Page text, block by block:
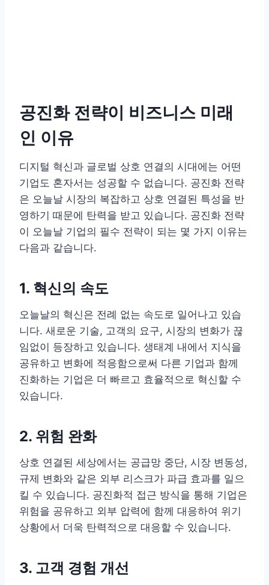
공진화 전략이 비즈니스 미래
인 이유
디지털 혁신과 글로벌 상호 연결의 시대에는 어떤
기업도 혼자서는 성공할 수 없습니다. 공진화 전략
은 오늘날 시장의 복잡하고 상호 연결된 특성을 반
영하기 때문에 탄력을 받고 있습니다. 공진화 전략
이 오늘날 기업의 필수 전략이 되는 몇 가지 이유는
다음과 같습니다.
1. 혁신의 속도
오늘날의 혁신은 전례 없는 속도로 일어나고 있습
니다. 새로운 기술, 고객의 요구, 시장의 변화가 끊
임없이 등장하고 있습니다. 생태계 내에서 지식을
공유하고 변화에 적응함으로써 다른 기업과 함께
진화하는 기업은 더 빠르고 효율적으로 혁신할 수
있습니다.
2. 위험 완화
상호 연결된 세상에서는 공급망 중단, 시장 변동성,
규제 변화와 같은 외부 리스크가 파급 효과를 일으
킬 수 있습니다. 공진화적 접근 방식을 통해 기업은
위험을 공유하고 외부 압력에 함께 대응하여 위기
상황에서 더욱 탄력적으로 대응할 수 있습니다.
3. 고객 경험 개선